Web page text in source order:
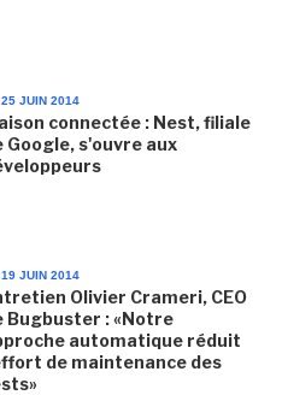
JUIN 2014
connectée : Nest, filiale
Google, s'ouvre aux
JUIN 2014
Olivier Crameri, CEO
Bugbuster : «Notre
automatique réduit
de maintenance des